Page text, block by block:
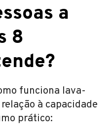
a
8
funciona lava-
à capacidade
prático: